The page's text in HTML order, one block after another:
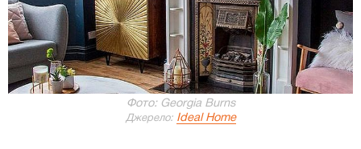
Фото: Georgia Burns
Джерело: Ideal Home